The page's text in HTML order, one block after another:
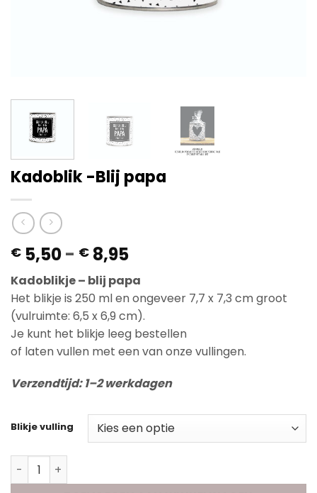
Kadoblik -Blij papa
€ 5,50- € 8,95Prijsklasse:
tot
€ 8,95
Kadoblikje – blij papa
Het blikje is 250 ml en ongeveer 7,7 x 7,3 cm groot
(vulruimte: 6,5 x 6,9 cm).
Je kunt het blikje leeg bestellen
of laten vullen met een van onze vullingen.
Verzendtijd: 1–2 werkdagen
Blikje vulling
Kadoblik -Blij papa aantal